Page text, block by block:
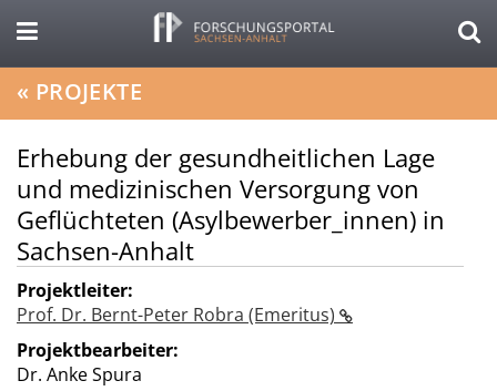
« PROJEKTE
Erhebung der gesundheitlichen Lage
und medizinischen Versorgung von
Geflüchteten (Asylbewerber_innen) in
Sachsen-Anhalt
Projektleiter:
Prof. Dr. Bernt-Peter Robra (Emeritus)
Projektbearbeiter:
Dr. Anke Spura